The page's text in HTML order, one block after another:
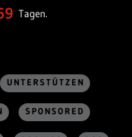
Tagen.
UNTERSTÜTZEN
SPONSORED